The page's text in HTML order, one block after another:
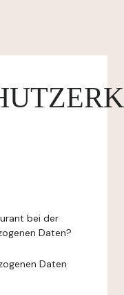
bei der
Daten?
Daten